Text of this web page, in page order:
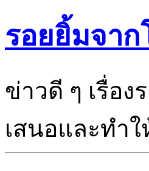
รอยยิ้มจาก
ข่าวดี ๆ เรื่อ
เสนอและทำ